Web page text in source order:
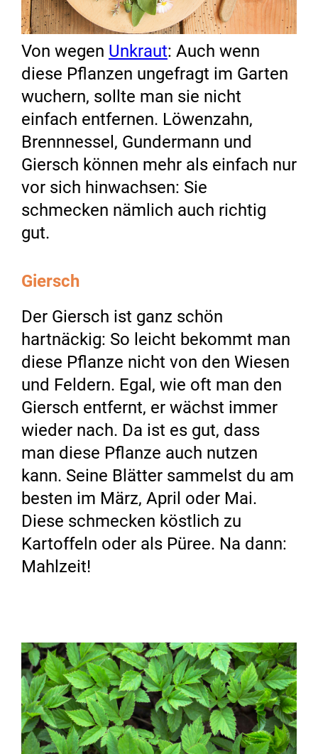
Von wegen Unkraut: Auch wenn
diese Pflanzen ungefragt im Garten
wuchern, sollte man sie nicht
einfach entfernen. Löwenzahn,
Brennnessel, Gundermann und
Giersch können mehr als einfach nur
vor sich hinwachsen: Sie
schmecken nämlich auch richtig
gut.
Giersch
Der Giersch ist ganz schön
hartnäckig: So leicht bekommt man
diese Pflanze nicht von den Wiesen
und Feldern. Egal, wie oft man den
Giersch entfernt, er wächst immer
wieder nach. Da ist es gut, dass
man diese Pflanze auch nutzen
kann. Seine Blätter sammelst du am
besten im März, April oder Mai.
Diese schmecken köstlich zu
Kartoffeln oder als Püree. Na dann:
Mahlzeit!